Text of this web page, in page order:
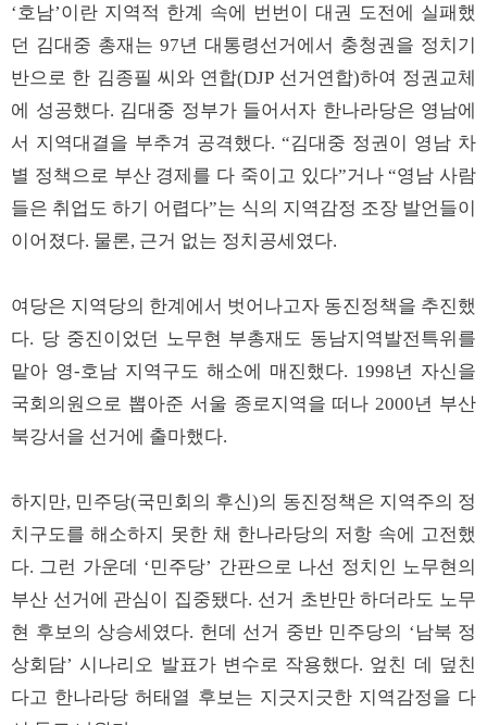
‘호남’이란 지역적 한계 속에 번번이 대권 도전에 실패했
던 김대중 총재는 97년 대통령선거에서 충청권을 정치기
반으로 한 김종필 씨와 연합(DJP 선거연합)하여 정권교체
에 성공했다. 김대중 정부가 들어서자 한나라당은 영남에
서 지역대결을 부추겨 공격했다. “김대중 정권이 영남 차
별 정책으로 부산 경제를 다 죽이고 있다”거나 “영남 사람
들은 취업도 하기 어렵다”는 식의 지역감정 조장 발언들이
이어졌다. 물론, 근거 없는 정치공세였다.
여당은 지역당의 한계에서 벗어나고자 동진정책을 추진했
다. 당 중진이었던 노무현 부총재도 동남지역발전특위를
맡아 영-호남 지역구도 해소에 매진했다. 1998년 자신을
국회의원으로 뽑아준 서울 종로지역을 떠나 2000년 부산
북강서을 선거에 출마했다.
하지만, 민주당(국민회의 후신)의 동진정책은 지역주의 정
치구도를 해소하지 못한 채 한나라당의 저항 속에 고전했
다. 그런 가운데 ‘민주당’ 간판으로 나선 정치인 노무현의
부산 선거에 관심이 집중됐다. 선거 초반만 하더라도 노무
현 후보의 상승세였다. 헌데 선거 중반 민주당의 ‘남북 정
상회담’ 시나리오 발표가 변수로 작용했다. 엎친 데 덮친
다고 한나라당 허태열 후보는 지긋지긋한 지역감정을 다